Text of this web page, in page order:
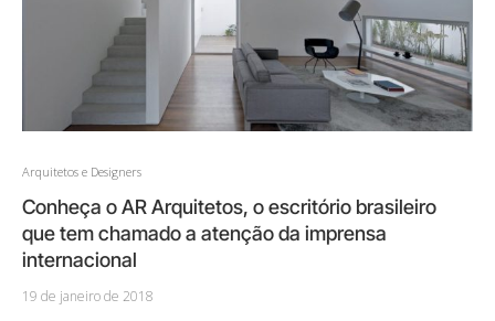
Arquitetos e Designers
Conheça o AR Arquitetos, o escritório brasileiro
que tem chamado a atenção da imprensa
internacional
19 de janeiro de 2018